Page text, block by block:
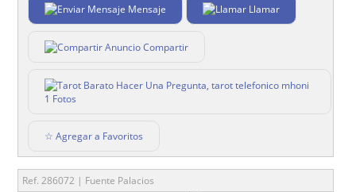
Mensaje Llamar
Compartir
1 Fotos
☆ Agregar a Favoritos
Ref. 286072 | Fuente Palacios